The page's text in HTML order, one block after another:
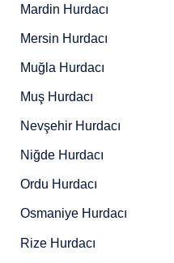
Mardin Hurdacı
Mersin Hurdacı
Muğla Hurdacı
Muş Hurdacı
Nevşehir Hurdacı
Niğde Hurdacı
Ordu Hurdacı
Osmaniye Hurdacı
Rize Hurdacı